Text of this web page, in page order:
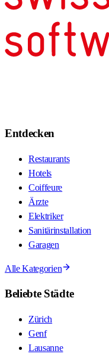
Entdecken
Restaurants
Hotels
Coiffeure
Ärzte
Elektriker
Sanitärinstallation
Garagen
Alle Kategorien
Beliebte Städte
Zürich
Genf
Lausanne